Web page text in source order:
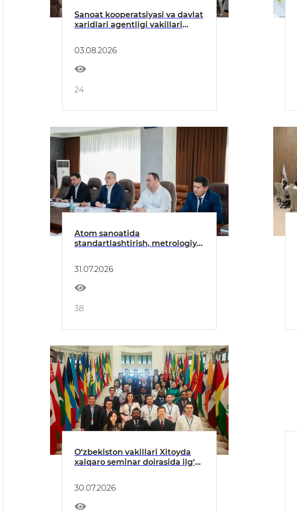
Sanoat kooperatsiyasi va davlat
xaridlari agentligi vakillari
03.08.2026
24
Atom sanoatida
standartlashtirish, metrologiya
yig‘ilish bo‘lib o‘tdi
31.07.2026
38
O‘zbekiston vakillari Xitoyda
xalqaro seminar doirasida ilg‘or
30.07.2026